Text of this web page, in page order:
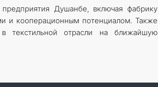
предприятия Душанбе, включая фабрику
и кооперационным потенциалом. Также
текстильной отрасли на ближайшую